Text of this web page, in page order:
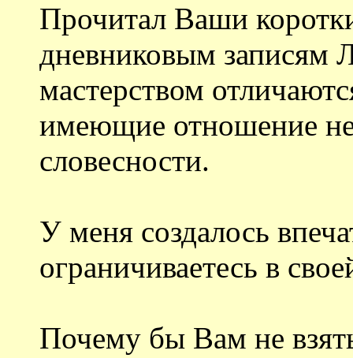
Прочитал Ваши
дневниковым записям
мастерством
имеющие отношение
словесности.
У меня создалось
ограничиваетесь в
Почему бы Вам не